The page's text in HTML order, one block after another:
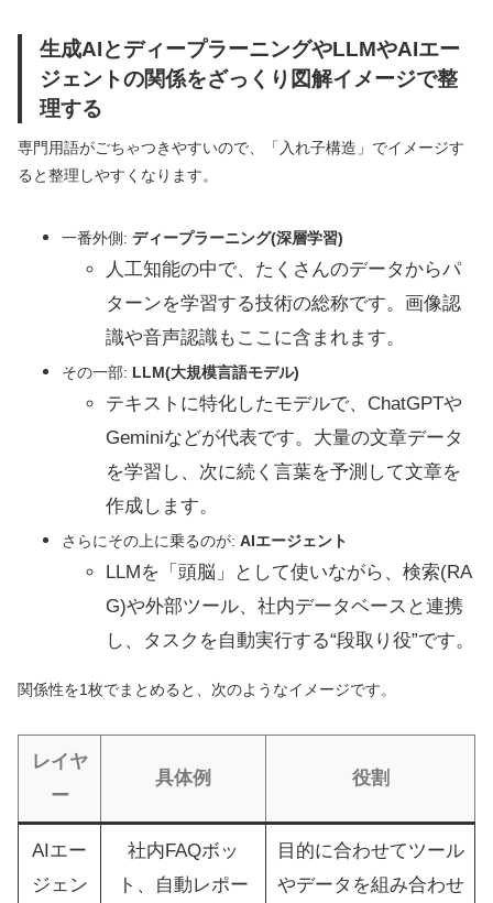
生成AIとディープラーニングやLLMやAIエー
ジェントの関係をざっくり図解イメージで整
理する
専門用語がごちゃつきやすいので、「入れ子構造」でイメージす
ると整理しやすくなります。
一番外側: ディープラーニング(深層学習)
人工知能の中で、たくさんのデータからパ
ターンを学習する技術の総称です。画像認
識や音声認識もここに含まれます。
その一部: LLM(大規模言語モデル)
テキストに特化したモデルで、ChatGPTや
Geminiなどが代表です。大量の文章データ
を学習し、次に続く言葉を予測して文章を
作成します。
さらにその上に乗るのが: AIエージェント
LLMを「頭脳」として使いながら、検索(RA
G)や外部ツール、社内データベースと連携
し、タスクを自動実行する“段取り役”です。
関係性を1枚でまとめると、次のようなイメージです。
レイヤ
ー
具体例 役割
AIエー
ジェン
社内FAQボッ
ト、自動レポー
目的に合わせてツール
やデータを組み合わせ